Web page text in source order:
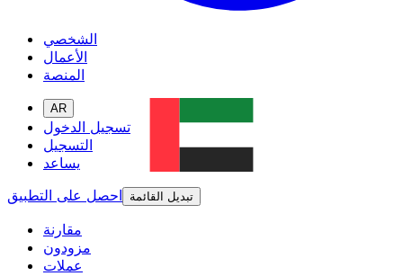
الشخصي
الأعمال
المنصة
AR
تسجيل الدخول
التسجيل
يساعد
احصل على التطبيق
تبديل القائمة
مقارنة
مزودون
عملات